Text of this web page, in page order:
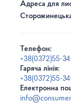
Адреса для
Телефон:
+38(0372)55-
Гаряча лінія:
+38(0372)55-
Електронна